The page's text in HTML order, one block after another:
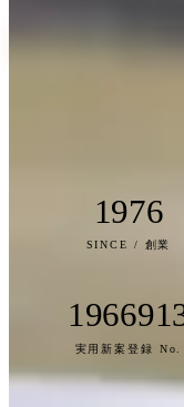
1976
SINCE / 創業
実用新案登録 No.